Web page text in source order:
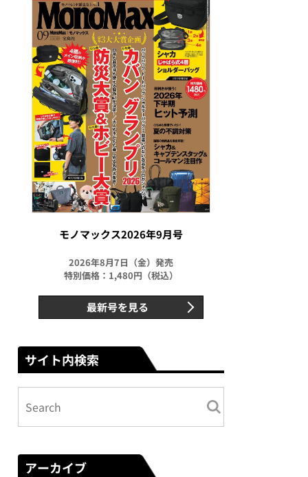
モノマックス2026年9月号
2026年8月7日（金）発売
特別価格：1,480円（税込）
最新号を見る
サイト内検索
アーカイブ